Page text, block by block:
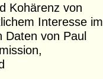
Kohärenz von
Interesse im
Daten von Paul